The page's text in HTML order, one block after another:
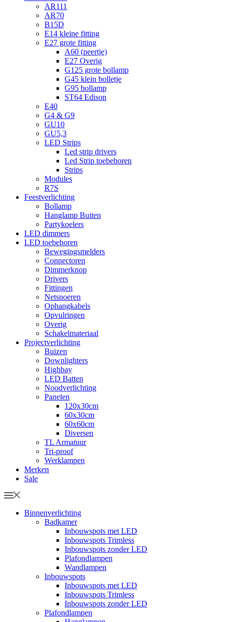
AR111
AR70
B15D
E14 kleine fitting
E27 grote fitting
A60 (peertje)
E27 Overig
G125 grote bollamp
G45 klein bolletje
G95 bollamp
ST64 Edison
E40
G4 & G9
GU10
GU5,3
LED Strips
Led strip drivers
Led Strip toebehoren
Strips
Modules
R7S
Feestverlichting
Bollamp
Hanglamp Buiten
Partykoelers
LED dimmers
LED toebehoren
Bewegingsmelders
Connectoren
Dimmerknop
Drivers
Fittingen
Netsnoeren
Ophangkabels
Opvulringen
Overig
Schakelmateriaal
Projectverlichting
Buizen
Downlighters
Highbay
LED Batten
Noodverlichting
Panelen
120x30cm
60x30cm
60x60cm
Diversen
TL Armatuur
Tri-proof
Werklampen
Merken
Sale
Binnenverlichting
Badkamer
Inbouwspots met LED
Inbouwspots Trimless
Inbouwspots zonder LED
Plafondlampen
Wandlampen
Inbouwspots
Inbouwspots met LED
Inbouwspots Trimless
Inbouwspots zonder LED
Plafondlampen